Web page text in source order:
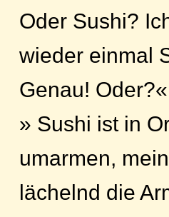
Oder Sushi?
wieder einmal
Genau! Oder?«
» Sushi ist in
umarmen,
lächelnd die